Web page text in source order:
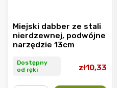
Miejski dabber ze stali
nierdzewnej, podwójne
narzędzie 13cm
Dostępny
od ręki
zł10,33